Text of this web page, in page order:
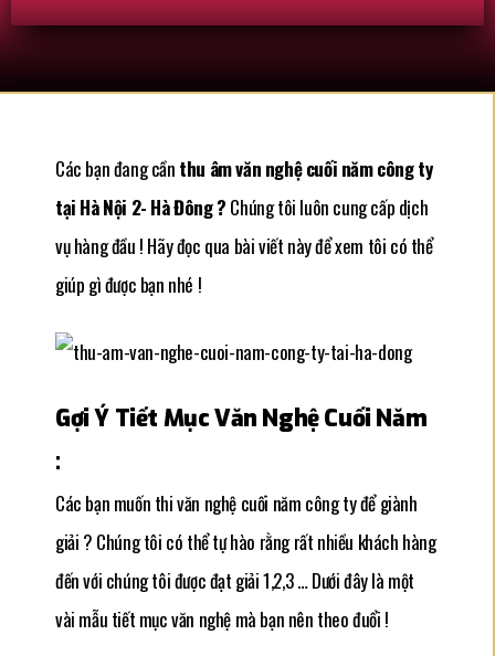
Các bạn đang cần thu âm văn nghệ cuối năm công ty
tại Hà Nội 2- Hà Đông ? Chúng tôi luôn cung cấp dịch
vụ hàng đầu ! Hãy đọc qua bài viết này để xem tôi có thể
giúp gì được bạn nhé !
Gợi Ý Tiết Mục Văn Nghệ Cuối Năm
:
Các bạn muốn thi văn nghệ cuối năm công ty để giành
giải ? Chúng tôi có thể tự hào rằng rất nhiều khách hàng
đến với chúng tôi được đạt giải 1,2,3 … Dưới đây là một
vài mẫu tiết mục văn nghệ mà bạn nên theo đuổi !